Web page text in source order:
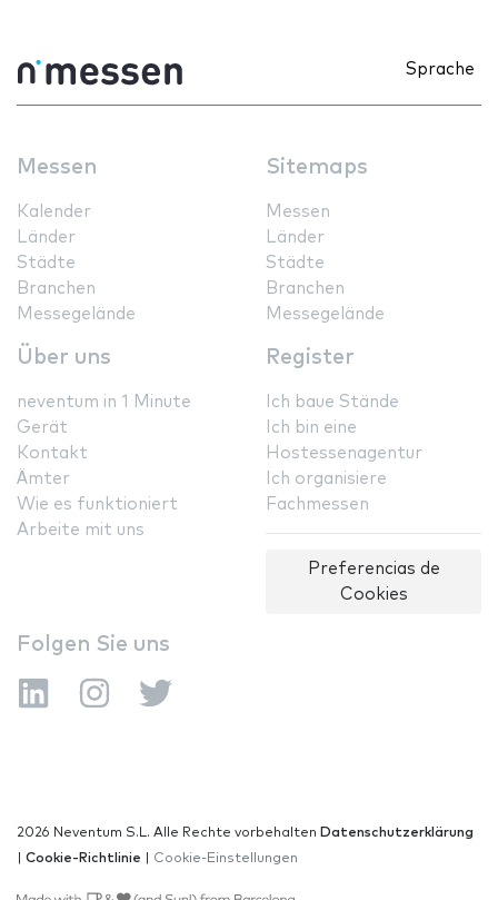
Sprache
Messen
Kalender
Länder
Städte
Branchen
Messegelände
Sitemaps
Messen
Länder
Städte
Branchen
Messegelände
Über uns
neventum in 1 Minute
Gerät
Kontakt
Ämter
Wie es funktioniert
Arbeite mit uns
Register
Ich baue Stände
Ich bin eine
Hostessenagentur
Ich organisiere
Fachmessen
Preferencias de
Cookies
Folgen Sie uns
2026 Neventum S.L. Alle Rechte vorbehalten Datenschutzerklärung
Cookie-Richtlinie Cookie-Einstellungen